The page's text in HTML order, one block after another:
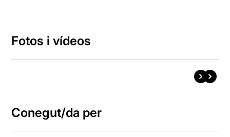
Fotos i vídeos
Conegut/da per